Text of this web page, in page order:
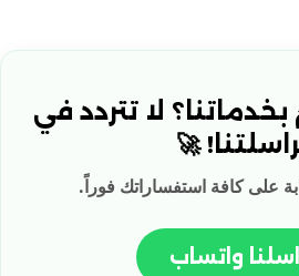
لا تتردد في
🚀
على كافة استفساراتك فوراً.
واتساب